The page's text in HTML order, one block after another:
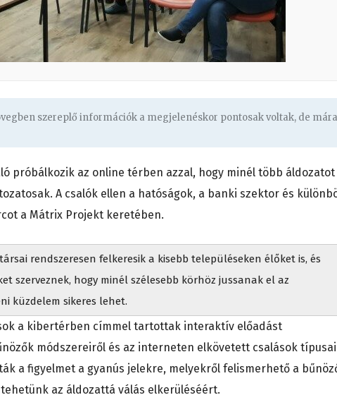
szereplő információk a megjelenéskor pontosak voltak, de mára
próbálkozik az online térben azzal, hogy minél több áldozatot
A csalók ellen a hatóságok, a banki szektor és
a Mátrix Projekt keretében.
rendszeresen felkeresik a kisebb településeken élőket is, és
szerveznek, hogy minél szélesebb körhöz jussanak el az
küzdelem sikeres lehet.
a kibertérben címmel tartottak interaktív előadást
módszereiről és az interneten elkövetett csalások
a figyelmet a gyanús jelekre, melyekről felismerhető a
az áldozattá válás elkerüléséért.